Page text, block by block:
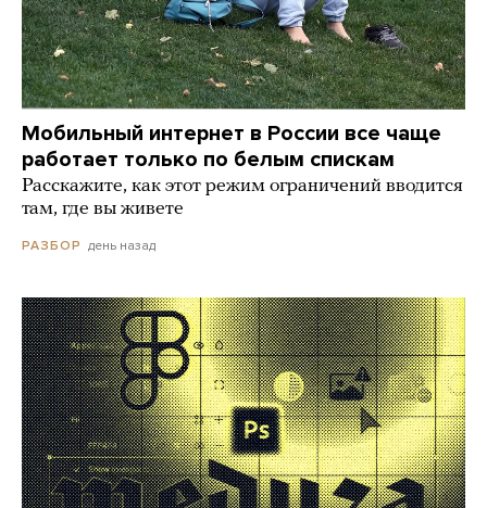
Мобильный интернет в России все чаще
работает только по белым спискам
Расскажите, как этот режим ограничений вводится
там, где вы живете
РАЗБОР день назад